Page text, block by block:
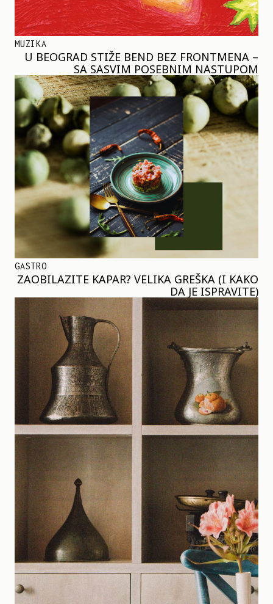
MUZIKA
U BEOGRAD STIŽE BEND BEZ FRONTMENA –
SA SASVIM POSEBNIM NASTUPOM
GASTRO
ZAOBILAZITE KAPAR? VELIKA GREŠKA (I KAKO
DA JE ISPRAVITE)